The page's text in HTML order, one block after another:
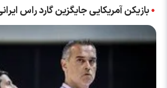
بازیکن آمریکایی جایگزین گارد راس